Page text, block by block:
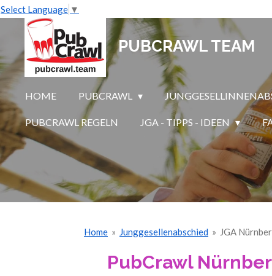
Select Language ▼
Zum
Hauptinhalt
springen
PUBCRAWL TEAM
HOME PUBCRAWL
PUBCRAWL REGELN JGA - TIPPS - IDEEN
Home » Junggesellenabschied » JGA
PubCrawl